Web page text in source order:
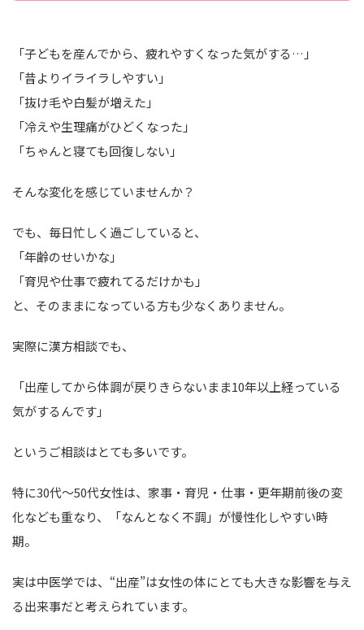
「子どもを産んでから、疲れやすくなった気がする…」
「昔よりイライラしやすい」
「抜け毛や白髪が増えた」
「冷えや生理痛がひどくなった」
「ちゃんと寝ても回復しない」
そんな変化を感じていませんか？
でも、毎日忙しく過ごしていると、
「年齢のせいかな」
「育児や仕事で疲れてるだけかも」
と、そのままになっている方も少なくありません。
実際に漢方相談でも、
「出産してから体調が戻りきらないまま10年以上経っている
気がするんです」
というご相談はとても多いです。
特に30代〜50代女性は、家事・育児・仕事・更年期前後の変
化なども重なり、「なんとなく不調」が慢性化しやすい時
期。
実は中医学では、“出産”は女性の体にとても大きな影響を与え
る出来事だと考えられています。